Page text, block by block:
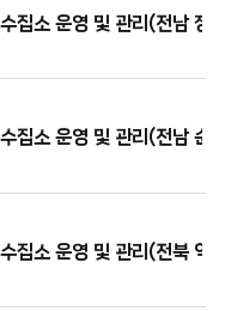
집소 운영 및 관리(전남 장
집소 운영 및 관리(전남 순
집소 운영 및 관리(전북 익